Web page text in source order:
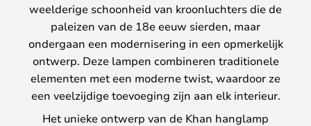
weelderige schoonheid van kroonluchters die de
paleizen van de 18e eeuw sierden, maar
ondergaan een modernisering in een opmerkelijk
ontwerp. Deze lampen combineren traditionele
elementen met een moderne twist, waardoor ze
een veelzijdige toevoeging zijn aan elk interieur.
Het unieke ontwerp van de Khan hanglamp